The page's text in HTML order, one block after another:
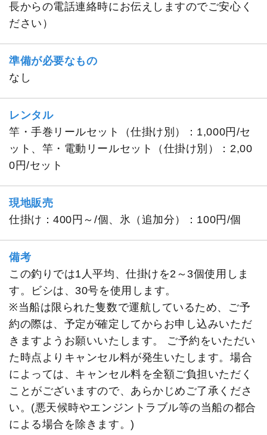
長からの電話連絡時にお伝えしますのでご安心く
ださい）
準備が必要なもの
なし
レンタル
竿・手巻リールセット（仕掛け別）：1,000円/セ
ット、竿・電動リールセット（仕掛け別）：2,00
0円/セット
現地販売
仕掛け：400円～/個、氷（追加分）：100円/個
備考
この釣りでは1人平均、仕掛けを2～3個使用しま
す。ビシは、30号を使用します。
※当船は限られた隻数で運航しているため、ご予
約の際は、予定が確定してからお申し込みいただ
きますようお願いいたします。 ご予約をいただい
た時点よりキャンセル料が発生いたします。場合
によっては、キャンセル料を全額ご負担いただく
ことがございますので、あらかじめご了承くださ
い。(悪天候時やエンジントラブル等の当船の都合
による場合を除きます。)